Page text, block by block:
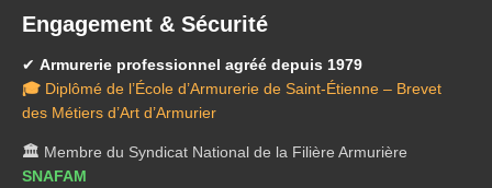
Engagement & Sécurité
✔ Armurerie professionnel agréé depuis 1979
🎓 Diplômé de l’École d’Armurerie de Saint-Étienne – Brevet
des Métiers d’Art d’Armurier
🏛️ Membre du Syndicat National de la Filière Armurière
SNAFAM